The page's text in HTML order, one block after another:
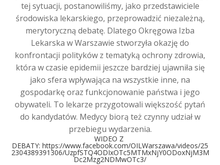
tej sytuacji, postanowiliśmy, jako przedstawiciele
środowiska lekarskiego, przeprowadzić niezależną,
merytoryczną debatę. Dlatego Okręgowa Izba
Lekarska w Warszawie stworzyła okazję do
konfrontacji polityków z tematyką ochrony zdrowia,
która w czasie epidemii jeszcze bardziej ujawniła się
jako sfera wpływająca na wszystkie inne, na
gospodarkę oraz funkcjonowanie państwa i jego
obywateli. To lekarze przygotowali większość pytań
do kandydatów. Medycy biorą też czynny udział w
przebiegu wydarzenia.
WIDEO Z
DEBATY: https://www.facebook.com/OILWarszawa/videos/25
2304389391306/UzpfSTQ4ODIxOTc5MTMxNjY0ODoxNjM3M
Dc2Mzg2NDMwOTc3/